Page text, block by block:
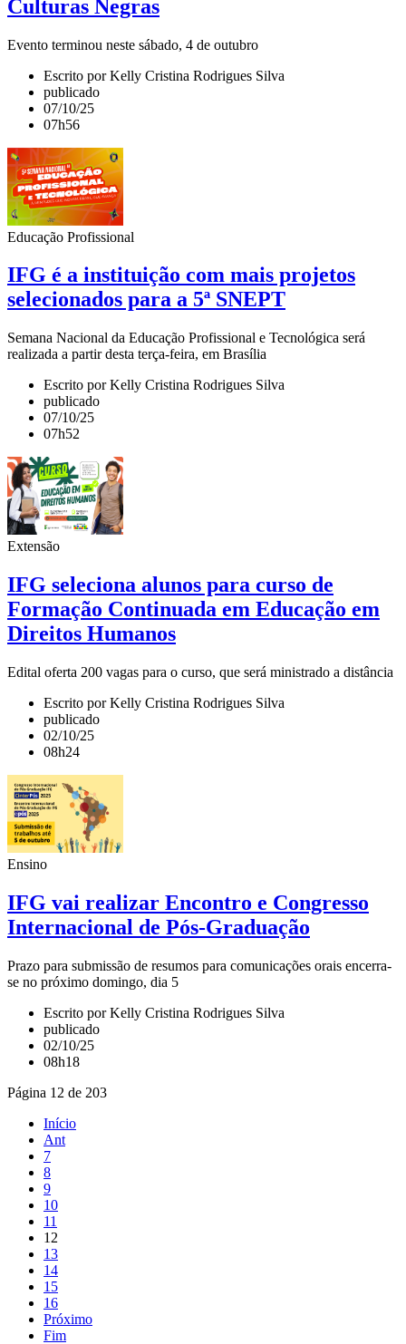
Culturas Negras
Evento terminou neste sábado, 4 de outubro
Escrito por Kelly Cristina Rodrigues Silva
publicado
07/10/25
07h56
Educação Profissional
IFG é a instituição com mais projetos
selecionados para a 5ª SNEPT
Semana Nacional da Educação Profissional e Tecnológica será
realizada a partir desta terça-feira, em Brasília
Escrito por Kelly Cristina Rodrigues Silva
publicado
07/10/25
07h52
Extensão
IFG seleciona alunos para curso de
Formação Continuada em Educação em
Direitos Humanos
Edital oferta 200 vagas para o curso, que será ministrado a distância
Escrito por Kelly Cristina Rodrigues Silva
publicado
02/10/25
08h24
Ensino
IFG vai realizar Encontro e Congresso
Internacional de Pós-Graduação
Prazo para submissão de resumos para comunicações orais encerra-
se no próximo domingo, dia 5
Escrito por Kelly Cristina Rodrigues Silva
publicado
02/10/25
08h18
Página 12 de 203
Início
Ant
7
8
9
10
11
12
13
14
15
16
Próximo
Fim